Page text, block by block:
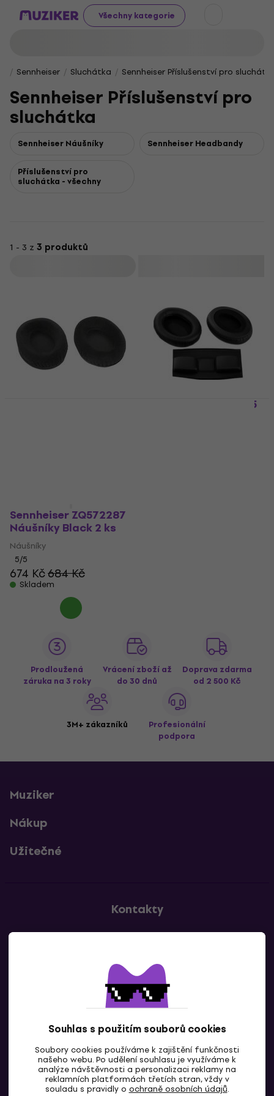
Všechny kategorie
Souhlas s použitím souborů cookies
Soubory cookies používáme k zajištění funkčnosti
našeho webu. Po udělení souhlasu je využíváme k
analýze návštěvnosti a personalizaci reklamy na
reklamních platformách třetích stran, vždy v
souladu s pravidly o ochraně osobních údajů.
Sennheiser Sluchátka Sennheiser Příslušenství pro
Sennheiser Příslušenství pro
sluchátka
Sennheiser Náušníky Sennheiser Headbandy
Příslušenství pro
sluchátka - všechny
1 - 3 z 3 produktů
Sennheiser ZQ572235
Sennheiser ZQ572287
Náušníky Black 2 ks
Náušníky
5/5
674 Kč684 Kč
Skladem
Prodloužená
záruka na 3 roky
Vrácení zboží až
do 30 dnů
Doprava zdarma
od 2 500 Kč
3M+ zákazníků
Profesionální
podpora
Muziker
Nákup
Užitečné
Kontakty
CZ